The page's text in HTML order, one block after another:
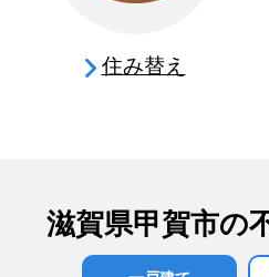
住み替え
滋賀県甲賀市の